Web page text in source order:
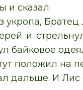
и сказал:
укропа,
и
байковое
положил на
дальше. И Лис